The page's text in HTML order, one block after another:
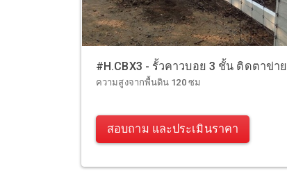
#H.CBX3 - รั้วคาวบอย 3 ชั้น ติดตาข่าย
ความสูงจากพื้นดิน 120 ซม
สอบถาม และประเมินราคา